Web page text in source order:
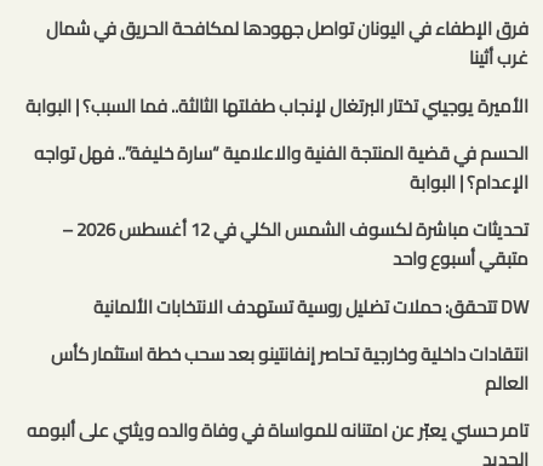
فرق الإطفاء في اليونان تواصل جهودها لمكافحة الحريق في شمال
غرب أثينا
الأميرة يوجيني تختار البرتغال لإنجاب طفلتها الثالثة.. فما السبب؟ | البوابة
الحسم في قضية المنتجة الفنية والاعلامية “سارة خليفة”.. فهل تواجه
الإعدام؟ | البوابة
تحديثات مباشرة لكسوف الشمس الكلي في 12 أغسطس 2026 –
متبقي أسبوع واحد
DW تتحقق: حملات تضليل روسية تستهدف الانتخابات الألمانية
انتقادات داخلية وخارجية تحاصر إنفانتينو بعد سحب خطة استثمار كأس
العالم
تامر حسني يعبّر عن امتنانه للمواساة في وفاة والده ويثني على ألبومه